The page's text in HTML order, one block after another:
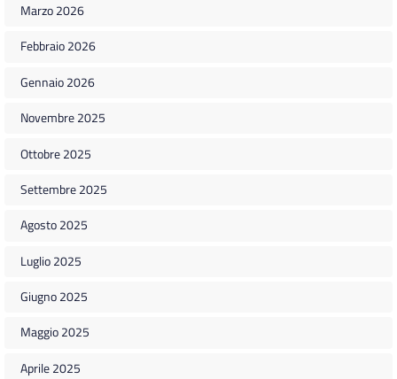
Marzo 2026
Febbraio 2026
Gennaio 2026
Novembre 2025
Ottobre 2025
Settembre 2025
Agosto 2025
Luglio 2025
Giugno 2025
Maggio 2025
Aprile 2025